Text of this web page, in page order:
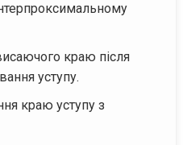
краю після
уступу.
краю уступу з